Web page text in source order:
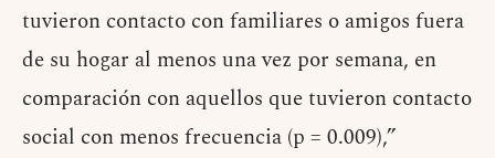
tuvieron contacto con familiares o amigos fuera
de su hogar al menos una vez por semana, en
comparación con aquellos que tuvieron contacto
social con menos frecuencia (p = 0.009),”